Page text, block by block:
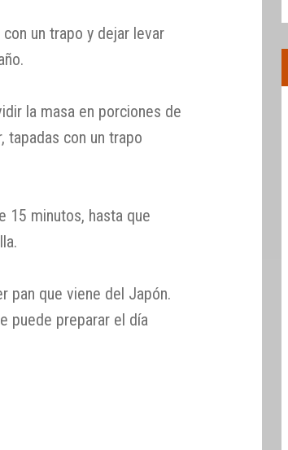
un trapo y dejar levar
la masa en porciones de
tapadas con un trapo
15 minutos, hasta que
pan que viene del Japón.
puede preparar el día